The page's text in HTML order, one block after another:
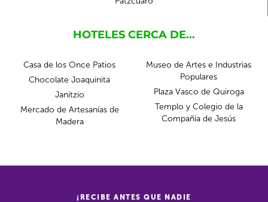
HOTELES CERCA DE...
Casa de los Once Patios
Chocolate Joaquinita
Janitzio
Mercado de Artesanías de
Madera
Museo de Artes e Industrias
Populares
Plaza Vasco de Quiroga
Templo y Colegio de la
Compañía de Jesús
¡RECIBE ANTES QUE NADIE